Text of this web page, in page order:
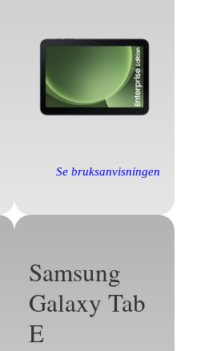
Se bruksanvisningen
Samsung
Galaxy Tab
E